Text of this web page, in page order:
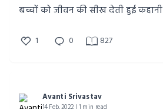
बच्चों को जीवन की सीख देती हुई कहानी
1 0 827
Avanti Srivastav